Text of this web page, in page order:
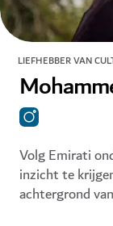
LIEFHEBBER VAN
Volg Emirati
inzicht te
achtergrond